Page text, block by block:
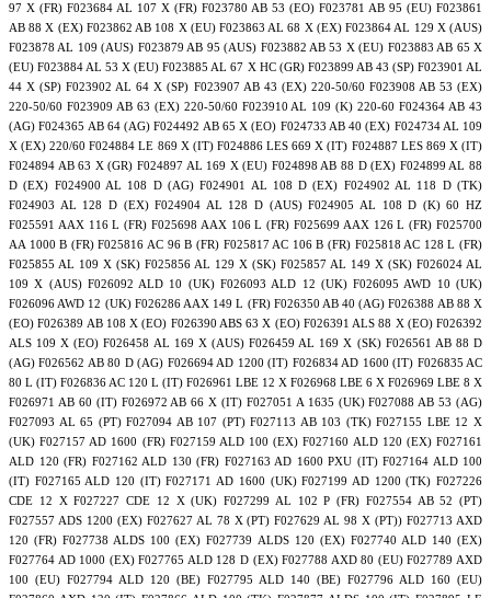
97 X (FR) F023684 AL 107 X (FR) F023780 AB 53 (EO) F023781 AB 95 (EU) F023861
AB 88 X (EX) F023862 AB 108 X (EU) F023863 AL 68 X (EX) F023864 AL 129 X (AUS)
F023878 AL 109 (AUS) F023879 AB 95 (AUS) F023882 AB 53 X (EU) F023883 AB 65 X
(EU) F023884 AL 53 X (EU) F023885 AL 67 X HC (GR) F023899 AB 43 (SP) F023901 AL
44 X (SP) F023902 AL 64 X (SP) F023907 AB 43 (EX) 220-50/60 F023908 AB 53 (EX)
220-50/60 F023909 AB 63 (EX) 220-50/60 F023910 AL 109 (K) 220-60 F024364 AB 43
(AG) F024365 AB 64 (AG) F024492 AB 65 X (EO) F024733 AB 40 (EX) F024734 AL 109
X (EX) 220/60 F024884 LE 869 X (IT) F024886 LES 669 X (IT) F024887 LES 869 X (IT)
F024894 AB 63 X (GR) F024897 AL 169 X (EU) F024898 AB 88 D (EX) F024899 AL 88
D (EX) F024900 AL 108 D (AG) F024901 AL 108 D (EX) F024902 AL 118 D (TK)
F024903 AL 128 D (EX) F024904 AL 128 D (AUS) F024905 AL 108 D (K) 60 HZ
F025591 AAX 116 L (FR) F025698 AAX 106 L (FR) F025699 AAX 126 L (FR) F025700
AA 1000 B (FR) F025816 AC 96 B (FR) F025817 AC 106 B (FR) F025818 AC 128 L (FR)
F025855 AL 109 X (SK) F025856 AL 129 X (SK) F025857 AL 149 X (SK) F026024 AL
109 X (AUS) F026092 ALD 10 (UK) F026093 ALD 12 (UK) F026095 AWD 10 (UK)
F026096 AWD 12 (UK) F026286 AAX 149 L (FR) F026350 AB 40 (AG) F026388 AB 88 X
(EO) F026389 AB 108 X (EO) F026390 ABS 63 X (EO) F026391 ALS 88 X (EO) F026392
ALS 109 X (EO) F026458 AL 169 X (AUS) F026459 AL 169 X (SK) F026561 AB 88 D
(AG) F026562 AB 80 D (AG) F026694 AD 1200 (IT) F026834 AD 1600 (IT) F026835 AC
80 L (IT) F026836 AC 120 L (IT) F026961 LBE 12 X F026968 LBE 6 X F026969 LBE 8 X
F026971 AB 60 (IT) F026972 AB 66 X (IT) F027051 A 1635 (UK) F027088 AB 53 (AG)
F027093 AL 65 (PT) F027094 AB 107 (PT) F027113 AB 103 (TK) F027155 LBE 12 X
(UK) F027157 AD 1600 (FR) F027159 ALD 100 (EX) F027160 ALD 120 (EX) F027161
ALD 120 (FR) F027162 ALD 130 (FR) F027163 AD 1600 PXU (IT) F027164 ALD 100
(IT) F027165 ALD 120 (IT) F027171 AD 1600 (UK) F027199 AD 1200 (TK) F027226
CDE 12 X F027227 CDE 12 X (UK) F027299 AL 102 P (FR) F027554 AB 52 (PT)
F027557 ADS 1200 (EX) F027627 AL 78 X (PT) F027629 AL 98 X (PT)) F027713 AXD
120 (FR) F027738 ALDS 100 (EX) F027739 ALDS 120 (EX) F027740 ALD 140 (EX)
F027764 AD 1000 (EX) F027765 ALD 128 D (EX) F027788 AXD 80 (EU) F027789 AXD
100 (EU) F027794 ALD 120 (BE) F027795 ALD 140 (BE) F027796 ALD 160 (EU)